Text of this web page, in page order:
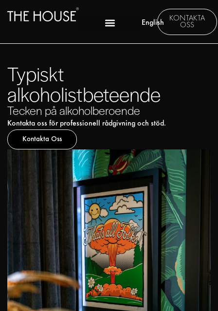
English
KONTAKTA
OSS
Typiskt
alkoholistbeteende
Tecken på alkoholberoende
Kontakta oss för professionell rådgivning och stöd.
Kontakta Oss